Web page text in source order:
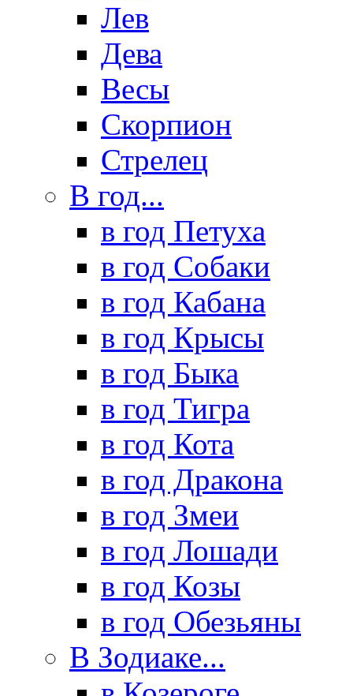
Лев
Дева
Весы
Скорпион
Стрелец
В год...
в год Петуха
в год Собаки
в год Кабана
в год Крысы
в год Быка
в год Тигра
в год Кота
в год Дракона
в год Змеи
в год Лошади
в год Козы
в год Обезьяны
В Зодиаке...